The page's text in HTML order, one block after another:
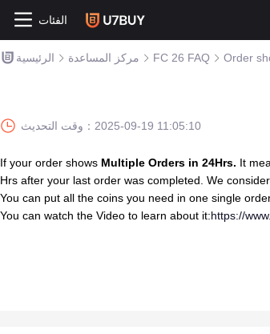
الفئات
الرئيسية مركز المساعدة FC 26 FAQ Order
وقت التحديث： 2025-09-19 11:05:10
If your order shows Multiple Orders in 24Hrs. It
Hrs after your last order was completed. We
You can put all the coins you need in one single
You can watch the Video to learn about it:https://